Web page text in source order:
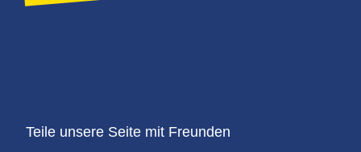
Teile unsere Seite mit Freunden